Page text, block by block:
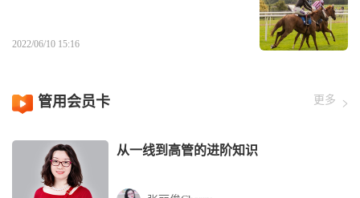
2022/06/10 15:16
管用会员卡 更多
从一线到高管的进阶知识